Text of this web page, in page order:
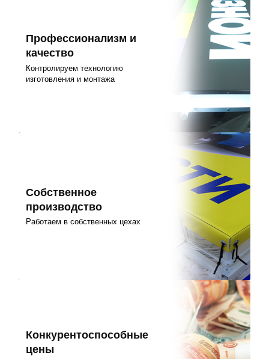
Профессионализм и
качество
Контролируем технологию
изготовления и монтажа
Собственное
производство
Работаем в собственных цехах
Конкурентоспособные
цены